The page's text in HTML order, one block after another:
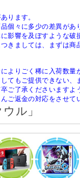
ります。
個々に多少の差異があ
影響を及ぼすような
きましては、まずは
りごく稀に入荷数量
てもご提供できない、
ご了承くださいますよ
ご返金の対応をさせて
ル」